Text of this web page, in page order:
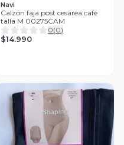
Navi
Calzón faja post cesárea café
talla M 00275CAM
0(0)
$14.990